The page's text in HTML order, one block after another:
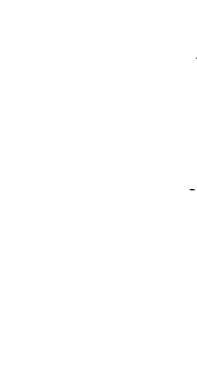
عنوان یک کاربرحرفه­ای به صورت پروژه ­